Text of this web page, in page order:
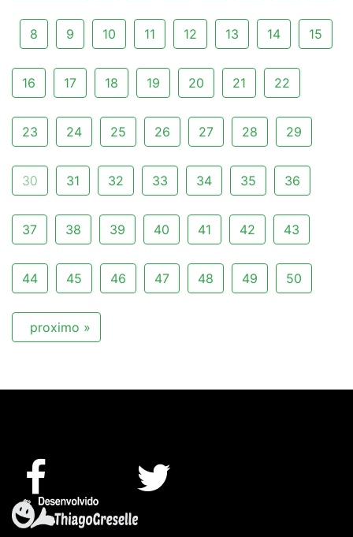
8 9 10 11 12 13 14 15
16 17 18 19 20 21 22
23 24 25 26 27 28 29
30 31 32 33 34 35 36
37 38 39 40 41 42 43
44 45 46 47 48 49 50
proximo »